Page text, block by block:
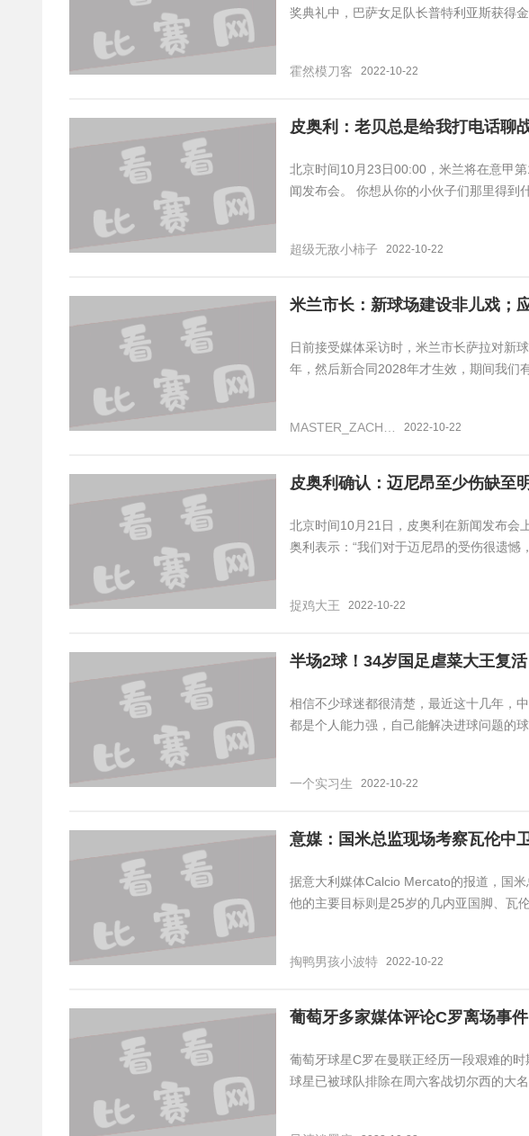
奖典礼中，巴萨女足队长普特利亚斯获得
霍然模刀客 2022-10-22
皮奥利：老贝总是给我打电话聊
北京时间10月23日00:00，米兰将在意甲
闻发布会。 你想从你的小伙子们那里得到
超级无敌小柿子 2022-10-22
米兰市长：新球场建设非儿戏；
日前接受媒体采访时，米兰市长萨拉对新
年，然后新合同2028年才生效，期间我们
2022-10-22
皮奥利确认：迈尼昂至少伤缺至
北京时间10月21日，皮奥利在新闻发布会
奥利表示：“我们对于迈尼昂的受伤很遗
捉鸡大王 2022-10-22
半场2球！34岁国足虐菜大王复
相信不少球迷都很清楚，最近这十几年，
都是个人能力强，自己能解决进球问题的
一个实习生 2022-10-22
意媒：国米总监现场考察瓦伦中
据意大利媒体Calcio Mercato的报道，国
他的主要目标则是25岁的几内亚国脚、瓦
掏鸭男孩小波特 2022-10-22
葡萄牙多家媒体评论C罗离场事
葡萄牙球星C罗在曼联正经历一段艰难的
球星已被球队排除在周六客战切尔西的大